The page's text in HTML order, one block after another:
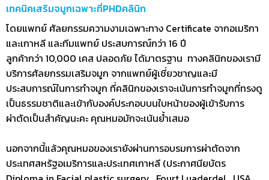
เทคนิคเสริมจมูกเฉพาะที่PHDคลินิก
โดยแพทย์ ศัลยกรรมความงามเฉพาะทาง Certificate จากอเมริกา
และเกาหลี และทีมแพทย์ ประสบการณ์กว่า 16 ปี
ลูกค้ากว่า 10,000 เคส ปลอดภัย ได้มาตรฐาน ทางคลินิกของเรามี
บริการศัลยกรรมเสริมจมูก จากแพทย์ผู้เชี่ยวชาญและมี
ประสบการณ์ในการทำจมูก ที่คลินิกของเราจะเน้นการทำจมูกที่ทรงดู
เป็นธรรมชาติและเข้ากับองค์ประกอบบนใบหน้าของผู้เข้ารับการ
ผ่าตัดเป็นสำคัญนะคะ คุณหมอมักจะเน้นย้ำเสมอ
นอกจากนี้แล้วคุณหมอของเรายังผ่านการอบรมการผ่าตัดจาก
ประเทศสหรัฐอเมริการและประเทศเกาหลี (ประกาศนียบัตร